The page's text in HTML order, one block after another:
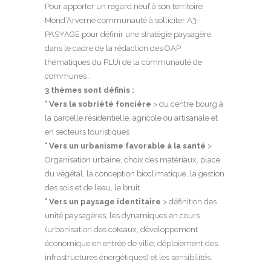
Pour apporter un regard neuf à son territoire
Mond’Arverne communauté à solliciter A3-
PASYAGE pour définir une stratégie paysagère
dans le cadre de la rédaction des OAP
thématiques du PLUi de la communauté de
communes :
3 thèmes sont définis :
° Vers la sobriété foncière > du centre bourg à
la parcelle résidentielle, agricole ou artisanale et
en secteurs touristiques
° Vers un urbanisme favorable à la santé >
Organisation urbaine, choix des matériaux, place
du végétal, la conception bioclimatique, la gestion
des sols et de l’eau, le bruit
° Vers un paysage identitaire > définition des
unité paysagères, les dynamiques en cours
(urbanisation des coteaux, développement
économique en entrée de ville, déploiement des
infrastructures énergétiques) et les sensibilités.